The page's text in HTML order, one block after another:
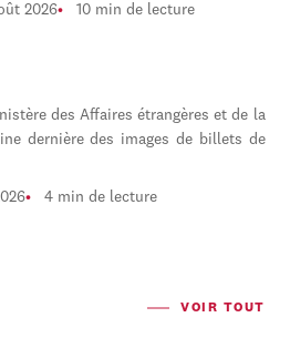
2026 10 min de lecture
des Affaires étrangères et de la
dernière des images de billets de
4 min de lecture
VOIR TOUT